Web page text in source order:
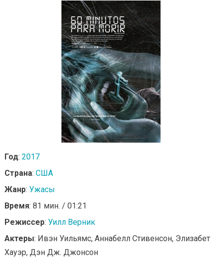
Год: 2017
Страна: США
Жанр: Ужасы
Время: 81 мин. / 01:21
Режиссер: Уилл Верник
Актеры: Ивэн Уильямс, Аннабелл Стивенсон, Элизабет
Хауэр, Дэн Дж. Джонсон